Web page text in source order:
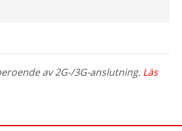
av 2G-/3G-anslutning. Läs